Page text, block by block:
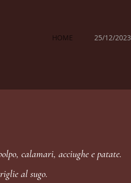
HOME 25/12/2023
calamari, acciughe e patate.
al sugo.